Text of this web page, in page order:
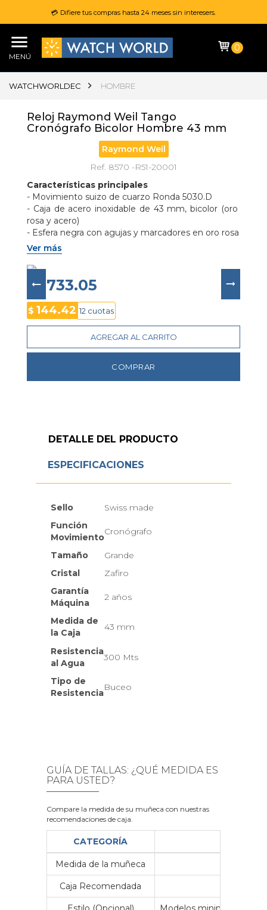
💳 Difiere tus compras hasta 24 meses sin interesers.
MENÚ
0
WATCHWORLDEC HOMBRE
Reloj Raymond Weil Tango
Cronógrafo Bicolor Hombre 43 mm
Raymond Weil
Ref. 8570 -R51-20001
Características principales
- Movimiento suizo de cuarzo Ronda 5030.D
- Caja de acero inoxidable de 43 mm, bicolor (oro
rosa y acero)
- Esfera negra con agujas y marcadores en oro rosa
- Funciones de cronógrafo: 1/1 seg., 30 min., 12 h,
fracción y split-time
- Ventana de fecha a las 4
- Cristal de zafiro antirrayas
- Correa de caucho negro con costuras blancas
- Cierre desplegable con pulsadores
- Resistencia al agua: 300 metros (30 ATM)
- Bisel taquimétrico fijo
- Corona atornillada
- Modelo: 8570-R51-20001
Ver más
$ 1733.05
$ 144.42 12 cuotas
AGREGAR AL CARRITO
COMPRAR
DETALLE DEL PRODUCTO
ESPECIFICACIONES
Sello
Swiss made
Función
Movimiento
Cronógrafo
Tamaño
Grande
Cristal
Zafiro
Garantía
Máquina
2 años
Medida de
la Caja
43 mm
Resistencia
al Agua
300 Mts
Tipo de
Resistencia
Buceo
GUÍA DE TALLAS: ¿QUÉ MEDIDA ES
PARA USTED?
Compare la medida de su muñeca con nuestras
recomendaciones de caja.
CATEGORÍA
Medida de la muñeca
Caja Recomendada